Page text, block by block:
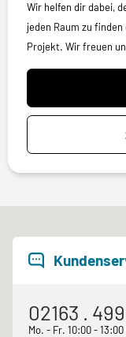
Wir helfen dir dabei,
jeden Raum zu
Projekt. Wir freuen
02163 .
Mo. - Fr. 10:00 - 13:00